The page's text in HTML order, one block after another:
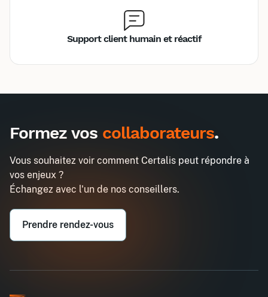
Support client humain et réactif
Chef de projet informatique
Email professionnel*
Téléphone professionnel*
Formez vos collaborateurs.
Vous souhaitez voir comment Certalis peut répondre à
vos enjeux ?
Échangez avec l'un de nos conseillers.
Prendre rendez-vous